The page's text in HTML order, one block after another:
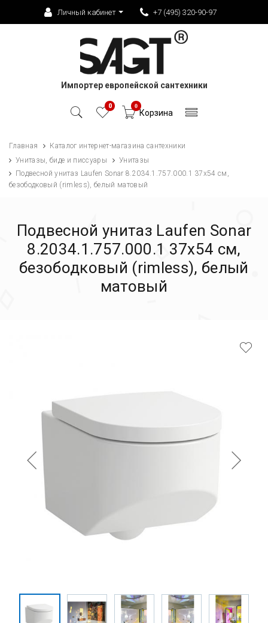
Личный кабинет +7 (495) 320-90-97
Импортер европейской сантехники
0 0
Корзина
Главная
Каталог интернет-магазина сантехники
Унитазы, биде и писсуары
Унитазы
Подвесной унитаз Laufen Sonar 8.2034.1.757.000.1 37х54 см,
безободковый (rimless), белый матовый
Подвесной унитаз Laufen Sonar
8.2034.1.757.000.1 37х54 см,
безободковый (rimless), белый
матовый